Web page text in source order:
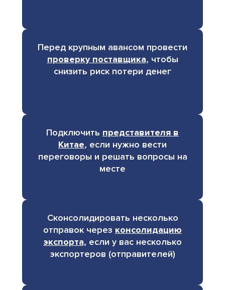
Перед крупным авансом провести
проверку поставщика, чтобы
снизить риск потери денег
Подключить представителя в
Китае, если нужно вести
переговоры и решать вопросы на
месте
Сконсолидировать несколько
отправок через консолидацию
экспорта, если у вас несколько
экспортеров (отправителей)